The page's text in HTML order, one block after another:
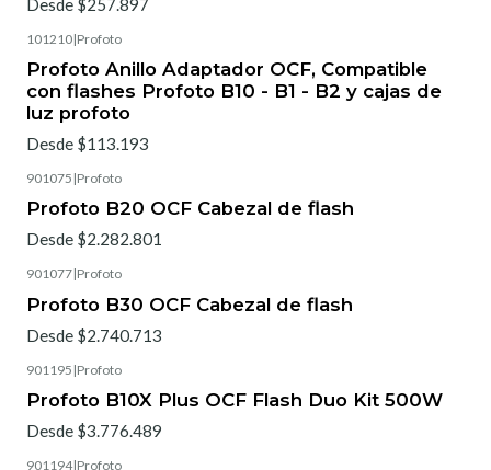
Desde $257.897
101210|Profoto
Profoto Anillo Adaptador OCF, Compatible
con flashes Profoto B10 - B1 - B2 y cajas de
luz profoto
Desde $113.193
901075 |Profoto
Profoto B20 OCF Cabezal de flash
Desde $2.282.801
901077|Profoto
Profoto B30 OCF Cabezal de flash
Desde $2.740.713
901195 |Profoto
Profoto B10X Plus OCF Flash Duo Kit 500W
Desde $3.776.489
901194|Profoto